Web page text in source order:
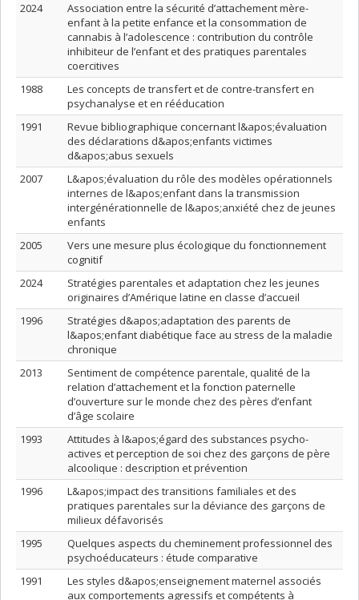
2024
Association entre la sécurité d’attachement mère-
enfant à la petite enfance et la consommation de
cannabis à l’adolescence : contribution du contrôle
inhibiteur de l’enfant et des pratiques parentales
coercitives
1988
Les concepts de transfert et de contre-transfert en
psychanalyse et en rééducation
1991
Revue bibliographique concernant l&apos;évaluation
des déclarations d&apos;enfants victimes
d&apos;abus sexuels
2007
L&apos;évaluation du rôle des modèles opérationnels
internes de l&apos;enfant dans la transmission
intergénérationnelle de l&apos;anxiété chez de jeunes
enfants
2005
Vers une mesure plus écologique du fonctionnement
cognitif
2024
Stratégies parentales et adaptation chez les jeunes
originaires d’Amérique latine en classe d’accueil
1996
Stratégies d&apos;adaptation des parents de
l&apos;enfant diabétique face au stress de la maladie
chronique
2013
Sentiment de compétence parentale, qualité de la
relation d’attachement et la fonction paternelle
d’ouverture sur le monde chez des pères d’enfant
d’âge scolaire
1993
Attitudes à l&apos;égard des substances psycho-
actives et perception de soi chez des garçons de père
alcoolique : description et prévention
1996
L&apos;impact des transitions familiales et des
pratiques parentales sur la déviance des garçons de
milieux défavorisés
1995
Quelques aspects du cheminement professionnel des
psychoéducateurs : étude comparative
1991
Les styles d&apos;enseignement maternel associés
aux comportements agressifs et compétents à